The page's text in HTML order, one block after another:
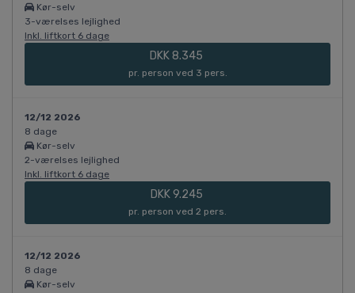
Kør-selv
3-værelses lejlighed
Inkl. liftkort 6 dage
DKK 8.345
pr. person ved 3 pers.
12/12 2026
8 dage
Kør-selv
2-værelses lejlighed
Inkl. liftkort 6 dage
DKK 9.245
pr. person ved 2 pers.
12/12 2026
8 dage
Kør-selv